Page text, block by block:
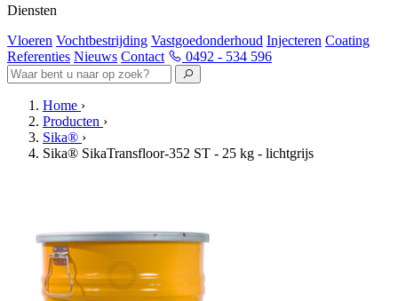
Diensten
Vloeren Vochtbestrijding Vastgoedonderhoud Injecteren Coating
Referenties Nieuws Contact 0492 - 534 596
Home ›
Producten ›
Sika® ›
Sika® SikaTransfloor-352 ST - 25 kg - lichtgrijs